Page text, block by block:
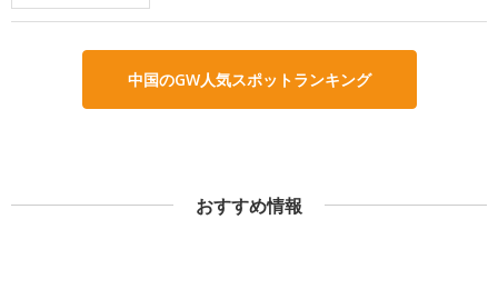
中国のGW人気スポットランキング
おすすめ情報